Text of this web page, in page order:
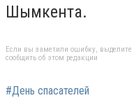
Шымкента.
Если вы заметили ошибку, выделите
сообщить об этом редакции
#День спасателей